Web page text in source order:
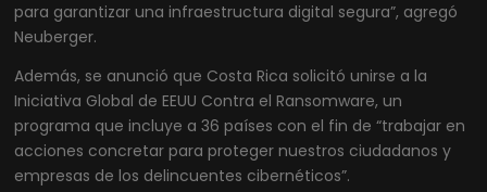
para garantizar una infraestructura digital segura”, agregó
Neuberger.
Además, se anunció que Costa Rica solicitó unirse a la
Iniciativa Global de EEUU Contra el Ransomware, un
programa que incluye a 36 países con el fin de “trabajar en
acciones concretar para proteger nuestros ciudadanos y
empresas de los delincuentes cibernéticos”.